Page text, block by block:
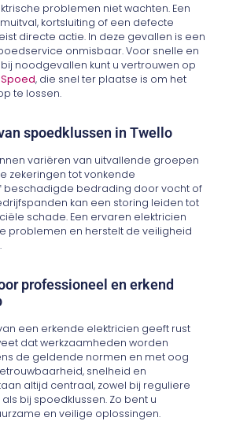
problemen niet wachten. Een
kortsluiting of een defecte
directe actie. In deze gevallen is een
onmisbaar. Voor snelle en
noodgevallen kunt u vertrouwen op
Spoed, die snel ter plaatse is om het
te lossen.
spoedklussen in Twello
variëren van uitvallende groepen
zekeringen tot vonkende
beschadigde bedrading door vocht of
kan een storing leiden tot
schade. Een ervaren elektricien
problemen en herstelt de veiligheid
professioneel en erkend
een erkende elektricien geeft rust
dat werkzaamheden worden
de geldende normen en met oog
snelheid en
altijd centraal, zowel bij reguliere
bij spoedklussen. Zo bent u
en veilige oplossingen.